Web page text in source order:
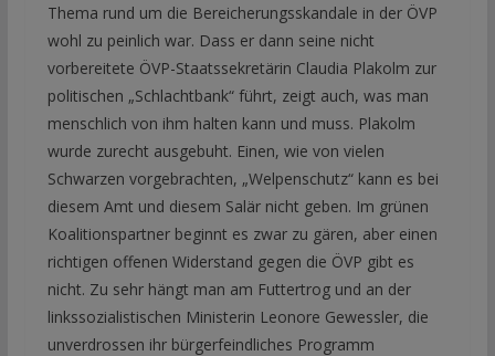
Thema rund um die Bereicherungsskandale in der ÖVP
wohl zu peinlich war. Dass er dann seine nicht
vorbereitete ÖVP-Staatssekretärin Claudia Plakolm zur
politischen „Schlachtbank“ führt, zeigt auch, was man
menschlich von ihm halten kann und muss. Plakolm
wurde zurecht ausgebuht. Einen, wie von vielen
Schwarzen vorgebrachten, „Welpenschutz“ kann es bei
diesem Amt und diesem Salär nicht geben. Im grünen
Koalitionspartner beginnt es zwar zu gären, aber einen
richtigen offenen Widerstand gegen die ÖVP gibt es
nicht. Zu sehr hängt man am Futtertrog und an der
linkssozialistischen Ministerin Leonore Gewessler, die
unverdrossen ihr bürgerfeindliches Programm